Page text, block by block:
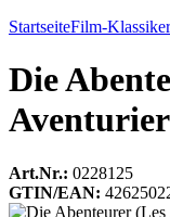
StartseiteFilm-Klassiker
Die
Art.Nr.: 0228125
GTIN/EAN: